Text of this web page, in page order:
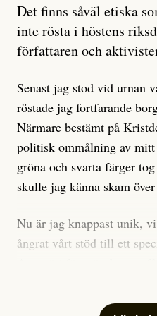
Artikeln undersöker inte,
är sant, vad som är
ännu mer ryktesspridning.
misstänkta personen är
får veta är att personen
under åren, att den har
sociala medier, att
på personens ekonomi
anonyma röster inom
anses vara anledningar att
men ingenting av detta är
inom palestinarörelsen.
Det finns såväl etiska
inte rösta i höstens
författaren och
Senast jag stod vid urnan
röstade jag fortfarande
Närmare bestämt på
politisk ommålning av
gröna och svarta färger
skulle jag känna skam
Nu är jag knappast unik,
ångrat vårt stöd till ett